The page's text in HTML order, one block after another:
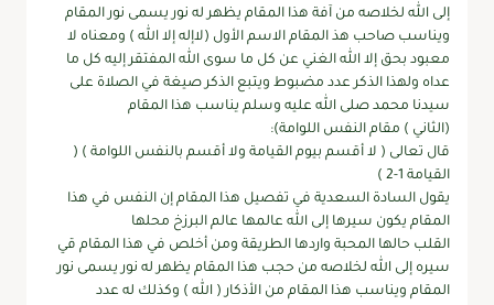
إلى الله لخلاصه من آفة هذا المقام يظهر له نور يسمى نور المقام
ويناسب صاحب هذ المقام الاسم الأول (لاإله إلا الله ) ومعناه لا
معبود بحق إلا الله الغني عن كل ما سوى الله المفتقر إليه كل ما
عداه ولهذا الذكر عدد مضبوط ويتبع الذكر صيغة في الصلاة على
سيدنا محمد صلى الله عليه وسلم يناسب هذا المقام
(الثاني ) مقام النفس اللوامة):
قال تعالى ( لا أقسم بيوم القيامة ولا أقسم بالنفس اللوامة ) (
القيامة 1-2 )
يقول السادة السعدية في تفصيل هذا المقام إن النفس في هذا
المقام يكون سيرها إلى الله عالمها عالم البرزخ محلها
القلب حالها المحبة واردها الطريقة ومن أخلص في هذا المقام قي
سيره إلى الله لخلاصه من حجب هذا المقام يظهر له نور يسمى نور
المقام ويناسب هذا المقام من الأذكار ( الله ) وكذلك له عدد